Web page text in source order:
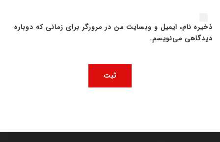
ذخیره نام، ایمیل و وبسایت من در مرورگر برای زمانی که دوباره
دیدگاهی می‌نویسم.